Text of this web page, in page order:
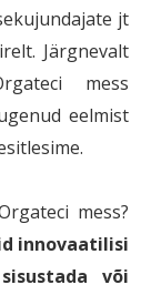
jt
Järgnevalt
mess
eelmist
mess?
innovaatilisi
või